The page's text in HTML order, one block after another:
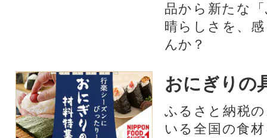
品から新たな
晴らしさを、
んか？
おにぎりの
ふるさと納税
いる全国の食